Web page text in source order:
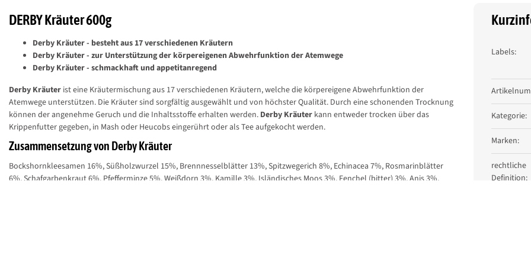
DERBY Kräuter 600g
Derby Kräuter - besteht aus 17 verschiedenen Kräutern
Derby Kräuter - zur Unterstützung der körpereigenen Abwehrfunktion der Atemwege
Derby Kräuter - schmackhaft und appetitanregend
Derby Kräuter ist eine Kräutermischung aus 17 verschiedenen Kräutern, welche die körpereigene Abwehrfunktion der
Atemwege unterstützen. Die Kräuter sind sorgfältig ausgewählt und von höchster Qualität. Durch eine schonenden Trocknung
können der angenehme Geruch und die Inhaltsstoffe erhalten werden. Derby Kräuter kann entweder trocken über das
Krippenfutter gegeben, in Mash oder Heucobs eingerührt oder als Tee aufgekocht werden.
Zusammensetzung von Derby Kräuter
Bockshornkleesamen 16%, Süßholzwurzel 15%, Brennnesselblätter 13%, Spitzwegerich 8%, Echinacea 7%, Rosmarinblätter
6%, Schafgarbenkraut 6%, Pfefferminze 5%, Weißdorn 3%, Kamille 3%, Isländisches Moos 3%, Fenchel (bitter) 3%, Anis 3%,
Wert
Labels:
Kategorie:
Marken:
rechtliche
Definition: